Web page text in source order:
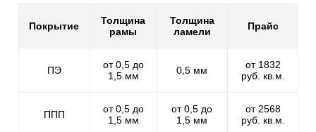
Покрытие
Толщина
рамы
Толщина
ламели
Прайс
ПЭ
от 0,5 до
1,5 мм
0,5 мм
от 1832
руб. кв.м.
ППП
от 0,5 до
1,5 мм
от 0,5 до
1,5 мм
от 2568
руб. кв.м.